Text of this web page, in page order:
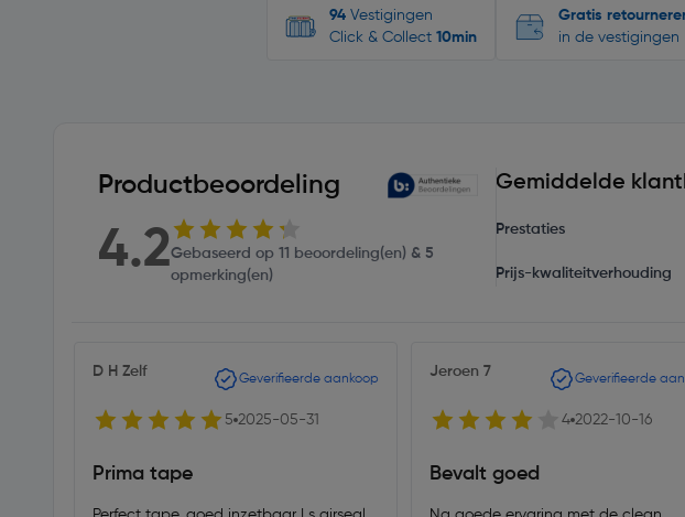
94 Vestigingen
Click & Collect 10min
Gratis
in de vestigingen
Productbeoordeling
4.2Gebaseerd op 11 beoordeling(en) & 5
opmerking(en)
Gemiddelde
Prestaties
Prijs-kwaliteitverhouding
D H Zelf Geverifieerde aankoop
5 2025-05-31
Prima tape
Jeroen 7 Geverifieerde
4 2022-10-16
Bevalt goed